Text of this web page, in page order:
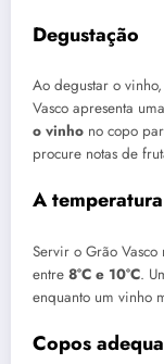
Degustação
Ao degustar o
Vasco apresenta
o vinho no copo
procure notas de
A
Servir o Grão
entre 8°C e 10°C.
enquanto um vinho
Copos